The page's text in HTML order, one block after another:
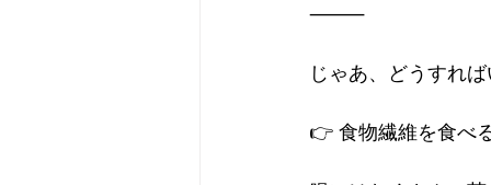
⸻
じゃあ、どうすれ
👉 食物繊維を食べ